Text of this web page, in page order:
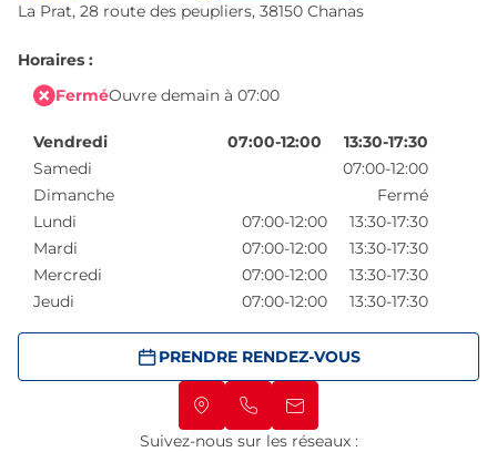
La Prat, 28 route des peupliers, 38150 Chanas
Horaires :
FerméOuvre demain à 07:00
Vendredi 07:00-12:00
13:30-17:30
Samedi
07:00-12:00
Dimanche
Fermé
Lundi
07:00-12:00
13:30-17:30
Mardi
07:00-12:00
13:30-17:30
Mercredi
07:00-12:00
13:30-17:30
Jeudi
07:00-12:00 13:30-17:30
PRENDRE RENDEZ-VOUS
Suivez-nous sur les réseaux :